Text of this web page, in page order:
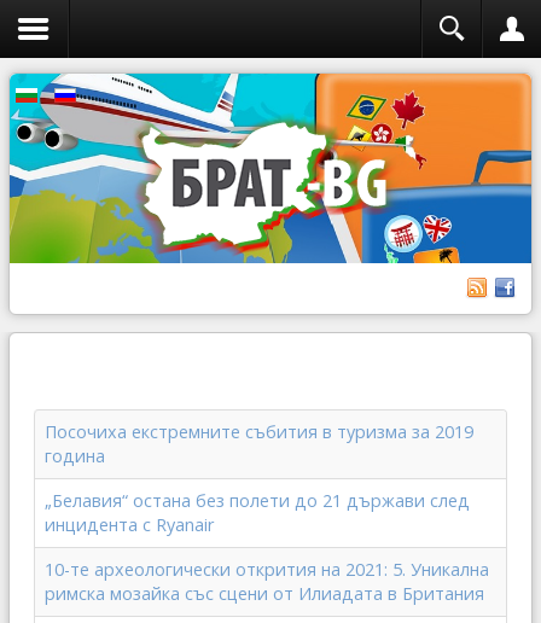
Посочиха екстремните събития в туризма за 2019
година
„Белавия“ остана без полети до 21 държави след
инцидента с Ryanair
10-те археологически открития на 2021: 5. Уникална
римска мозайка със сцени от Илиадата в Британия